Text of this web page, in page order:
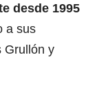
desde 1995
a sus
Grullón y